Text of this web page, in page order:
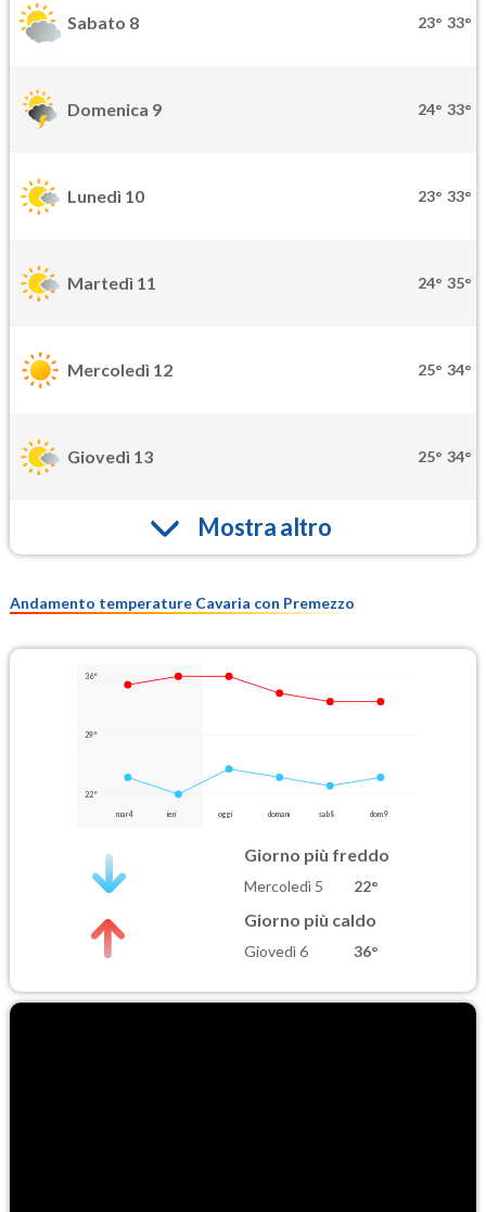
Sabato 8 23° 33°
Domenica 9 24° 33°
Lunedì 10 23° 33°
Martedì 11 24° 35°
Mercoledì 12 25° 34°
Giovedì 13 25° 34°
Mostra altro
Andamento temperature Cavaria con Premezzo
36°
29°
22°
mar 4 ieri oggi domani sab 8 dom 9
Giorno più freddo
Mercoledì 5 22°
Giorno più caldo
Giovedì 6 36°